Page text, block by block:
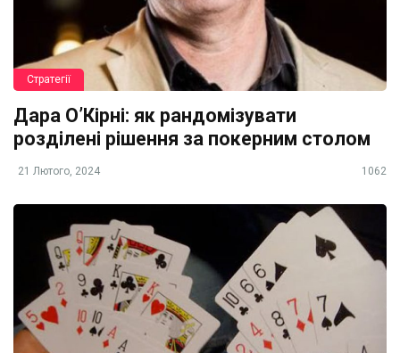
Стратегії
Дара О’Кірні: як рандомізувати
розділені рішення за покерним столом
21 Лютого, 2024 1062